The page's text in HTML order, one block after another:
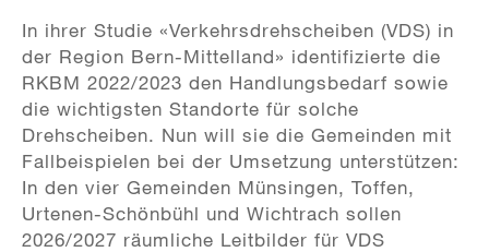
In ihrer Studie «Verkehrsdrehscheiben (VDS) in
der Region Bern-Mittelland» identifizierte die
RKBM 2022/2023 den Handlungsbedarf sowie
die wichtigsten Standorte für solche
Drehscheiben. Nun will sie die Gemeinden mit
Fallbeispielen bei der Umsetzung unterstützen:
In den vier Gemeinden Münsingen, Toffen,
Urtenen-Schönbühl und Wichtrach sollen
2026/2027 räumliche Leitbilder für VDS